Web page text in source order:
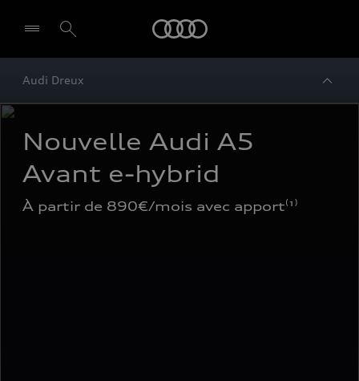
Audi Dreux
Nouvelle Audi A5
Avant e-hybrid
À partir de 890€/mois avec apport⁽¹⁾